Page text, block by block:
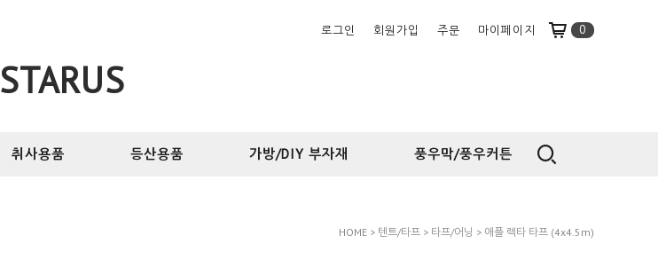
로그인 회원가입 주문 마이페이지 0
STARUS
취사용품 등산용품 가방/DIY 부자재 풍우막/풍우커튼
HOME > 텐트/타프 > 타프/어닝 > 애플 렉타 타프 (4x4.5m)